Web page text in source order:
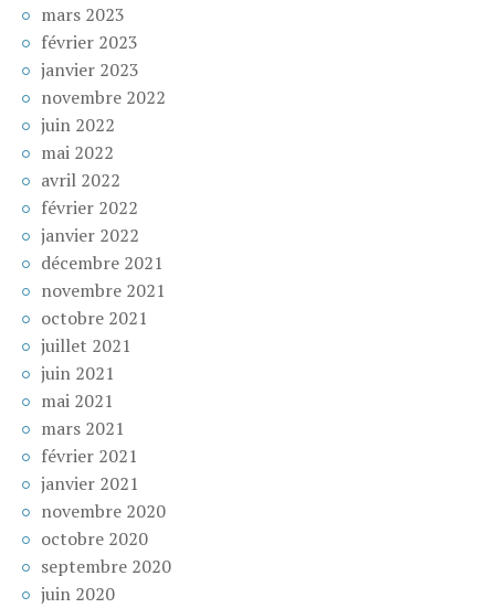
mars 2023
février 2023
janvier 2023
novembre 2022
juin 2022
mai 2022
avril 2022
février 2022
janvier 2022
décembre 2021
novembre 2021
octobre 2021
juillet 2021
juin 2021
mai 2021
mars 2021
février 2021
janvier 2021
novembre 2020
octobre 2020
septembre 2020
juin 2020